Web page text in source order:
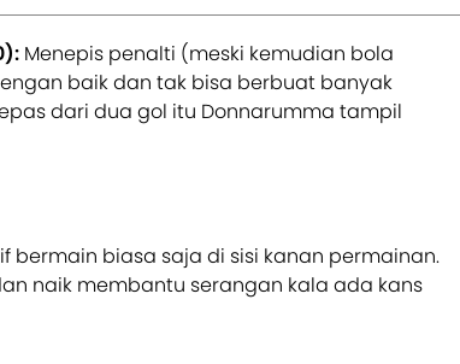
Menepis penalti (meski kemudian bola
baik dan tak bisa berbuat banyak
dari dua gol itu Donnarumma tampil
bermain biasa saja di sisi kanan permainan.
naik membantu serangan kala ada kans